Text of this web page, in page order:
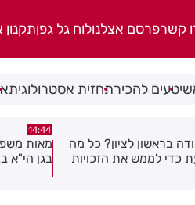
קשרפרסם אצלנולוח גל גפן
טעים להכירתחזית אסטרולוגית
השתתפו באירוע הקיץ
ים
14:39
מבצע